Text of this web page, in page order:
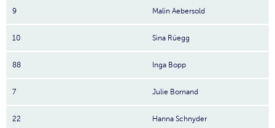
9 Malin Aebersold
10 Sina Rüegg
88 Inga Bopp
7 Julie Bornand
22 Hanna Schnyder